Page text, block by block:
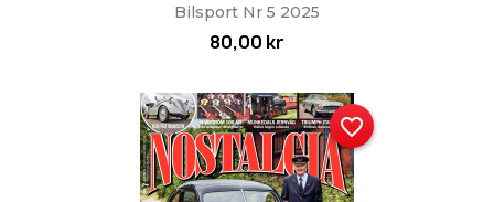
Bilsport Nr 5 2025
80,00 kr
favorite_border